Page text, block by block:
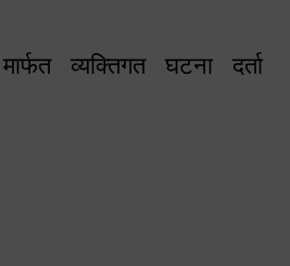
व्यक्तिगत घटना दर्ता